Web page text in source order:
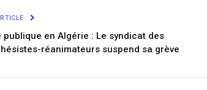
publique en Algérie : Le syndicat des
réanimateurs suspend sa grève